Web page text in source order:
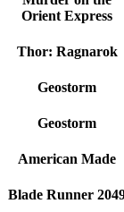
Orient Express
Thor: Ragnarok
Geostorm
Geostorm
American Made
Blade Runner